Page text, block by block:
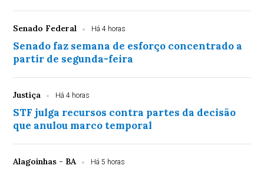
Senado Federal Há 4 horas
Senado faz semana de esforço concentrado a
partir de segunda-feira
Justiça Há 4 horas
STF julga recursos contra partes da decisão
que anulou marco temporal
Alagoinhas - BA Há 5 horas